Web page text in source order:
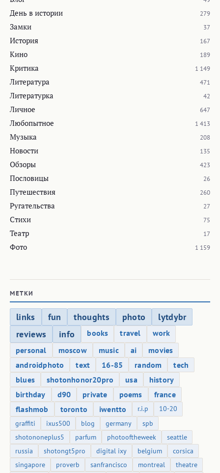
День в истории 279
Замки 37
История 167
Кино 189
Критика 1 149
Литература 471
Литературка 42
Личное 647
Любопытное 1 413
Музыка 208
Новости 135
Обзоры 423
Пословицы 26
Путешествия 260
Ругательства 27
Стихи 75
Театр 17
Фото 1 159
МЕТКИ
links fun thoughts photo
lytdybr
reviews
info books travel
work
personal
moscow music ai
movies
androidphoto
text 16-85 random
tech
blues
shotonhonor20pro usa
history
birthday
d90 private poems
france
flashmob
toronto iwentto r.i.p
10-20
graffiti
ixus500 blog germany
spb
shotononeplus5
parfum photooftheweek
seattle
russia
shotongt5pro digital ixy belgium
corsica
singapore
proverb sanfrancisco montreal
theatre